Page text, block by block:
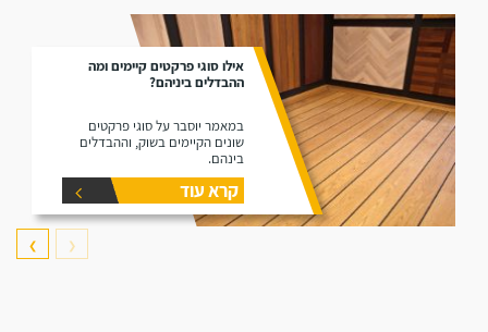
אילו סוגי פרקטים קיימים ומה
ההבדלים ביניהם?
במאמר יוסבר על סוגי פרקטים
שונים הקיימים בשוק, וההבדלים
בינהם.
קרא עוד
❮
❯